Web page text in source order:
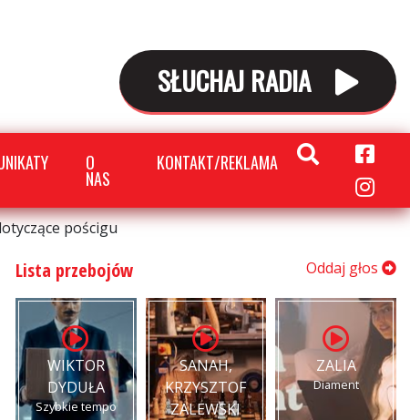
SŁUCHAJ RADIA
O
NAS
KONTAKT/REKLAMA
pościgu
Lista przebojów Oddaj głos
WIKTOR
DYDUŁA
Szybkie tempo
SANAH,
KRZYSZTOF
ZALEWSKI
ZALIA
Diament